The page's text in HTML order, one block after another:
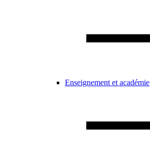
Enseignement et académie